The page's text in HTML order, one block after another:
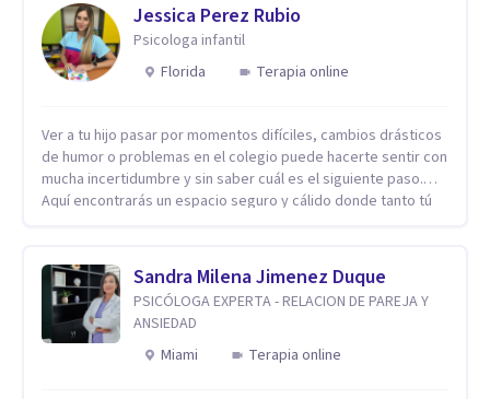
Jessica Perez Rubio
Psicologa infantil
Florida
Terapia online
Ver a tu hijo pasar por momentos difíciles, cambios drásticos
de humor o problemas en el colegio puede hacerte sentir con
mucha incertidumbre y sin saber cuál es el siguiente paso.
Aquí encontrarás un espacio seguro y cálido donde tanto tú
casa. Me especializo en guiar a familias a través de
herramientas prácticas y dinámicas adaptadas a la edad de
cada menor, dejando de lado las etiquetas y los tecnicismos.
Mi forma de trabajar se centra en entender las emociones
que hay detrás del comportamiento, ayudándoles a
Sandra Milena Jimenez Duque
PSICÓLOGA EXPERTA - RELACION DE PAREJA Y
ANSIEDAD
Miami
Terapia online